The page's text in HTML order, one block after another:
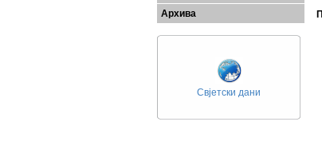
Архива
Свјетски дани